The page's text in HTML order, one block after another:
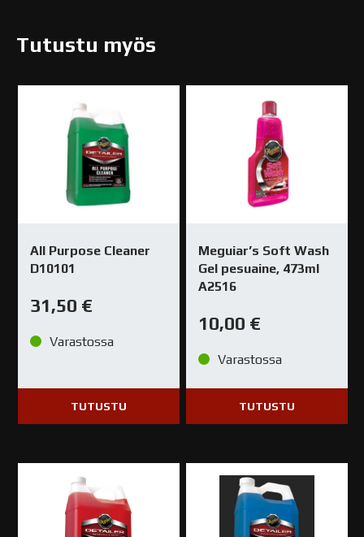
Tutustu myös
All Purpose Cleaner
D10101
31,50 €
Varastossa
TUTUSTU
Meguiar’s Soft Wash
Gel pesuaine, 473ml
A2516
10,00 €
Varastossa
TUTUSTU